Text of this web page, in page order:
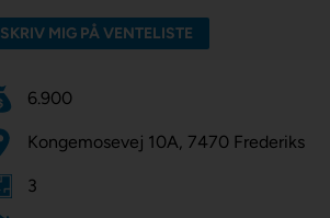
SKRIV MIG PÅ VENTELISTE
6.900
Kongemosevej 10A, 7470 Frederiks
3